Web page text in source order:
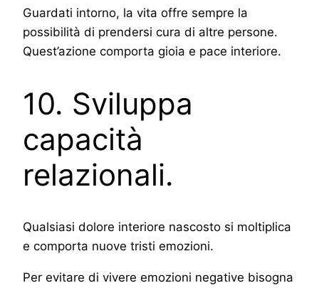
Guardati intorno, la vita offre sempre la
possibilità di prendersi cura di altre persone.
Quest’azione comporta gioia e pace interiore.
10. Sviluppa
capacità
relazionali.
Qualsiasi dolore interiore nascosto si moltiplica
e comporta nuove tristi emozioni.
Per evitare di vivere emozioni negative bisogna